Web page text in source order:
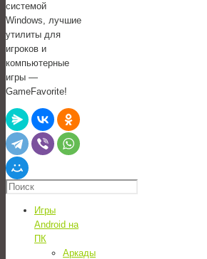
системой
Windows, лучшие
утилиты для
игроков и
компьютерные
игры —
GameFavorite!
Игры
Android на
ПК
Аркады